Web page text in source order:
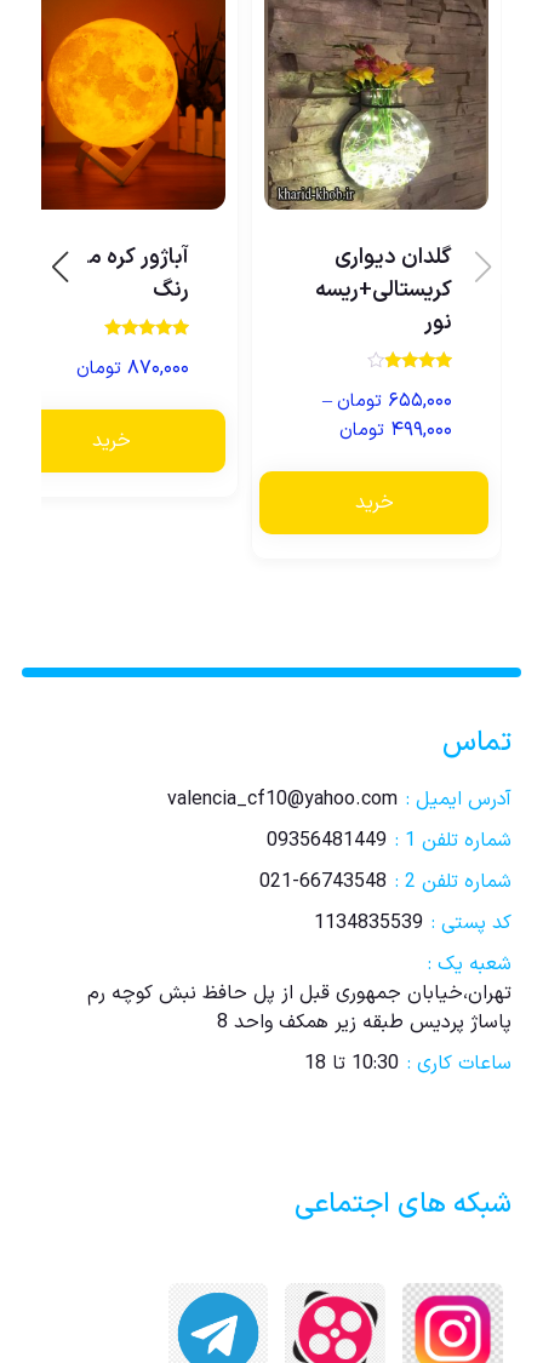
گلدان دیواری
کریستالی+ریسه
نور
3.75
۶۵۵,۰۰۰ تومان–
۴۹۹,۰۰۰ تومان
خرید
آباژور کره ماه 7
رنگ
5.00
۸۷۰,۰۰۰ تومان
خرید
تماس
آدرس ایمیل : valencia_cf10@yahoo.com
شماره تلفن 1 :
09356481449
شماره تلفن 2 :
021-66743548
کد پستی : 1134835539
شعبه یک :
تهران،خیابان جمهوری قبل از پل حافظ نبش کوچه رم
پاساژ پردیس طبقه زیر همکف واحد 8
ساعات کاری : 10:30 تا 18
شبکه های اجتماعی